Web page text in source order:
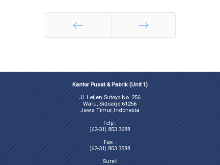
Kantor Pusat & Pabrik (Unit 1)
Jl. Letjen Sutoyo No. 256
Waru, Sidoarjo 61256
Jawa Timur, Indonesia
Telp :
(62-31) 853 3688
Fax :
(62-31) 853 3588
Surel: